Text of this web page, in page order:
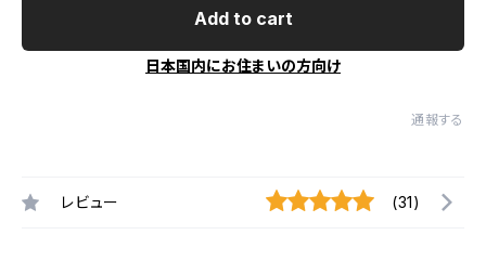
Add to cart
日本国内にお住まいの方向け
通報する
レビュー (31)